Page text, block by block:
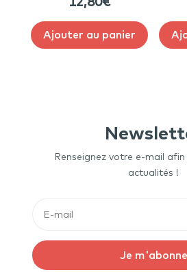
Ajouter au panier
Renseignez votre e-mail
actualités !
Je m'abonne